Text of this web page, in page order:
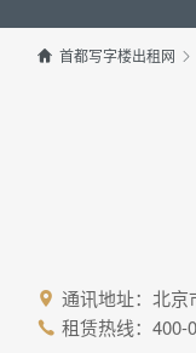
 首都写字楼出租网 
 通讯地址：北
 租赁热线：400-